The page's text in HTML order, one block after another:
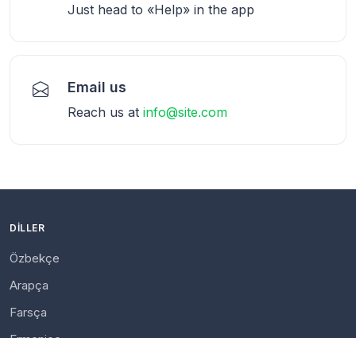
Just head to «Help» in the app
Email us
Reach us at info@site.com
DILLER
Özbekçe
Arapça
Farsça